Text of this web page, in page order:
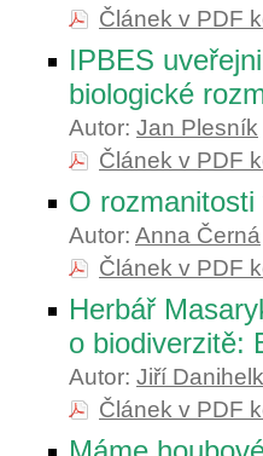
Článek v PDF
IPBES
biologické
Autor: Jan Plesník
Článek v PDF
O
Autor: Anna Černá
Článek v PDF
Herbář
o biodiverzitě:
Autor: Jiří
Článek v PDF